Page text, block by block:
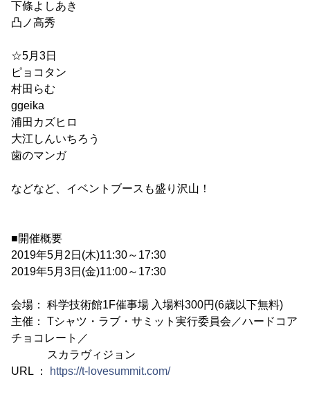
下條よしあき
凸ノ高秀
☆5月3日
ピョコタン
村田らむ
ggeika
浦田カズヒロ
大江しんいちろう
歯のマンガ
などなど、イベントブースも盛り沢山！
■開催概要
2019年5月2日(木)11:30～17:30
2019年5月3日(金)11:00～17:30
会場： 科学技術館1F催事場 入場料300円(6歳以下無料)
主催： Tシャツ・ラブ・サミット実行委員会／ハードコア
チョコレート／
スカラヴィジョン
URL ：
https://t-lovesummit.com/